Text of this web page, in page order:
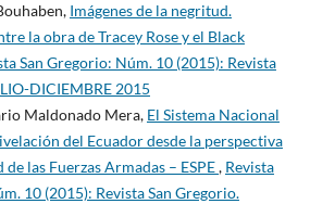
Imágenes de la negritud.
la obra de Tracey Rose y el Black
San Gregorio: Núm. 10 (2015): Revista
DICIEMBRE 2015
Maldonado Mera, El Sistema Nacional
del Ecuador desde la perspectiva
las Fuerzas Armadas – ESPE, Revista
10 (2015): Revista San Gregorio.